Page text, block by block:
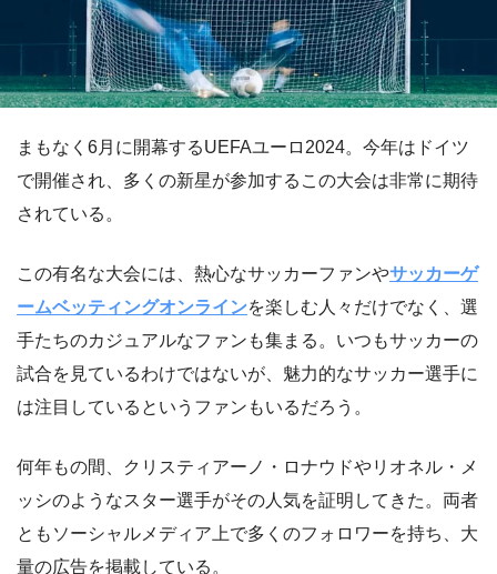
まもなく6月に開幕するUEFAユーロ2024。今年はドイツ
で開催され、多くの新星が参加するこの大会は非常に期待
されている。
この有名な大会には、熱心なサッカーファンやサッカーゲ
ームベッティングオンラインを楽しむ人々だけでなく、選
手たちのカジュアルなファンも集まる。いつもサッカーの
試合を見ているわけではないが、魅力的なサッカー選手に
は注目しているというファンもいるだろう。
何年もの間、クリスティアーノ・ロナウドやリオネル・メ
ッシのようなスター選手がその人気を証明してきた。両者
ともソーシャルメディア上で多くのフォロワーを持ち、大
量の広告を掲載している。